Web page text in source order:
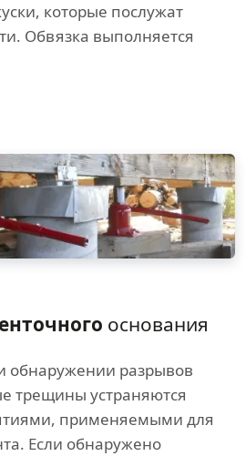
которые послужат
Обвязка выполняется
основания
обнаружении разрывов
трещины устраняются
применяемыми для
Если обнаружено